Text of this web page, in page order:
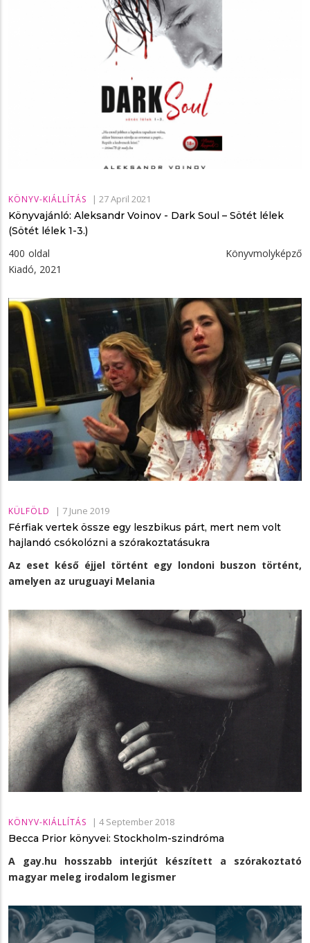
KÖNYV-KIÁLLÍTÁS | 27 April 2021
Könyvajánló: Aleksandr Voinov - Dark ​Soul – Sötét lélek
(Sötét lélek 1-3.)
400 oldal Könyvmolyképző
Kiadó, 2021
KÜLFÖLD | 7 June 2019
Férfiak vertek össze egy leszbikus párt, mert nem volt
hajlandó csókolózni a szórakoztatásukra
Az eset késő éjjel történt egy londoni buszon történt,
amelyen az uruguayi Melania
KÖNYV-KIÁLLÍTÁS | 4 September 2018
Becca Prior könyvei: Stockholm-szindróma
A gay.hu hosszabb interjút készített a szórakoztató
magyar meleg irodalom legismer